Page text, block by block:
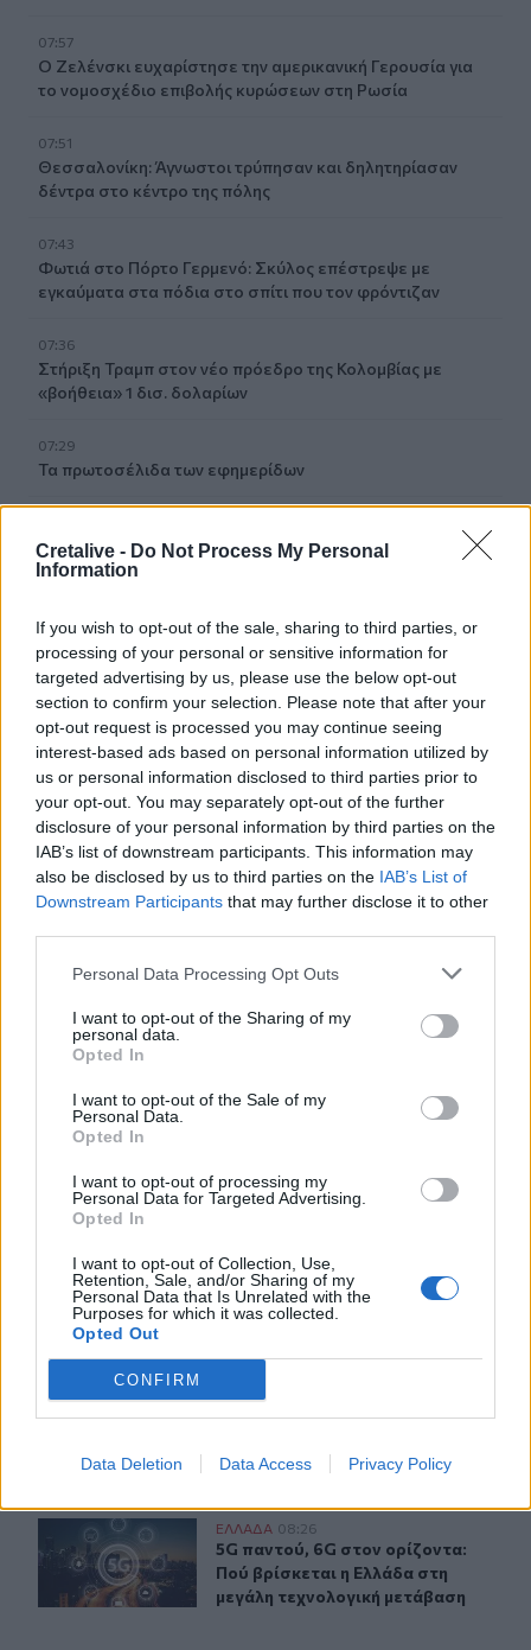
Cretalive - Do Not Process My Personal
Information
If you wish to opt-out of the sale, sharing to third parties, or
processing of your personal or sensitive information for
targeted advertising by us, please use the below opt-out
section to confirm your selection. Please note that after your
opt-out request is processed you may continue seeing
interest-based ads based on personal information utilized by
us or personal information disclosed to third parties prior to
your opt-out. You may separately opt-out of the further
disclosure of your personal information by third parties on the
IAB’s list of downstream participants. This information may
also be disclosed by us to third parties on the IAB’s List of
Downstream Participants that may further disclose it to other
Personal Data Processing Opt Outs
I want to opt-out of the Sharing of my
personal data.
Opted In
I want to opt-out of the Sale of my
Personal Data.
Opted In
I want to opt-out of processing my
Personal Data for Targeted Advertising.
Opted In
I want to opt-out of Collection, Use,
Retention, Sale, and/or Sharing of my
Personal Data that Is Unrelated with the
Purposes for which it was collected.
Opted Out
CONFIRM
Data Deletion Data Access Privacy Policy
07:57
Ο Ζελένσκι ευχαρίστησε την αμερικανική Γερουσία για
το νομοσχέδιο επιβολής κυρώσεων στη Ρωσία
07:51
Θεσσαλονίκη: Άγνωστοι τρύπησαν και δηλητηρίασαν
δέντρα στο κέντρο της πόλης
07:43
Φωτιά στο Πόρτο Γερμενό: Σκύλος επέστρεψε με
εγκαύματα στα πόδια στο σπίτι που τον φρόντιζαν
07:36
Στήριξη Τραμπ στον νέο πρόεδρο της Κολομβίας με
«βοήθεια» 1 δισ. δολαρίων
07:29
Τα πρωτοσέλιδα των εφημερίδων
Βραζιλία: Σε χαμηλό δεκαετίας η αποψίλωση του
Αμαζονίου – Μειώθηκε κατά 37%
07:15
ΑΑΔΕ: Ανοιχτό το σύστημα Ενιαίας Αίτησης Ενίσχυσης
2025 – Μέχρι πότε μπορούν να γίνουν διορθώσεις
07:07
Τέσσερις ασκήσεις σε όρθια στάση που μετά τα 60
ενδυναμώνουν τους γλουτούς καλύτερα από τα squats -
Βίντεο
07:06
Εορτολόγιο: Ποιοι γιορτάζουν σήμερα 8 Αυγούστου
ενέργεια που διαρκεί
06:55
Πυρκαγιές: «Πολύ υψηλός» ο κίνδυνος και σήμερα στην
ΣΧΕΤΙΚA AΡΘΡΑ
Κορυφώνεται η έξοδος των αδειούχων του Αυγούστου
Κορυφώνεται η έξοδος των
Κορυφώνεται η έξοδος των
αδειούχων του Αυγούστου
5G παντού, 6G στον ορίζοντα: Πού βρίσκεται η
ΕΛΛAΔΑ 08:26
5G παντού, 6G στον ορίζοντα: Πού
5G παντού, 6G στον ορίζοντα:
Πού βρίσκεται η Ελλάδα στη
μεγάλη τεχνολογική μετάβαση